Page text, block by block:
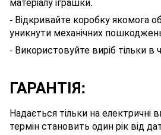
- Відкривайте коробку якомога
уникнути механічних
- Використовуйте виріб тільки в
ГАРАНТІЯ:
Надається тільки на електричні
термін становить один рік від